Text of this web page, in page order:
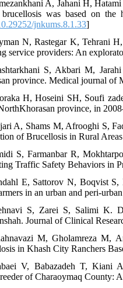
A, Jahani H,
was based on the
jnkums.8.1.33]
N, Rastegar K, Tehrani
service providers: An
S, Akbari M,
province. Medical journal of
H, Hoseini SH, Soufi
province, in
A, Shams M, Afrooghi S,
of Brucellosis in Rural
S, Farmanbar R,
Traffic Safety Behaviors in
E, Sattorov N, Boqvist S,
in an urban and peri-
S, Zarei S, Salimi K.
Journal of Clinical
M, Gholamreza M,
in Khash City Ranchers
V, Babazadeh T, Kiani
of Charaoymaq County: